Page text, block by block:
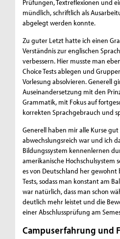
Prüfungen, Textreflexionen und
mündlich, schriftlich als
abgelegt werden konnte.
Zu guter Letzt hatte ich einen
Verständnis zur englischen
verbessern. Hier musste man
Choice Tests ablegen und
Vorlesung absolvieren. Generell
Auseinandersetzung mit den
Grammatik, mit Fokus auf
korrekten Sprachgebrauch und
Generell haben mir alle Kurse
abwechslungsreich war und ich
Bildungssystem kennenlernen
amerikanische Hochschulsystem
es von Deutschland her gewohnt
Tests, sodass man konstant am
war natürlich, dass man schon
deutlich mehr leistet und die
einer Abschlussprüfung am
Campuserfahrung und